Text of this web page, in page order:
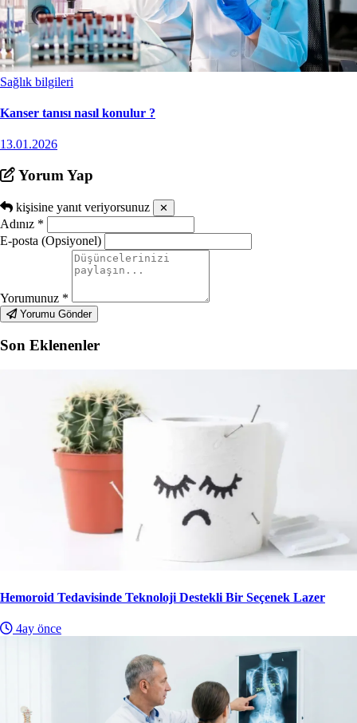
Sağlık bilgileri
Kanser tanısı nasıl konulur ?
13.01.2026
Yorum Yap
kişisine yanıt veriyorsunuz ✕
Adınız *
E-posta (Opsiyonel)
Yorumunuz *
Yorumu Gönder
Son Eklenenler
Hemoroid Tedavisinde Teknoloji Destekli Bir Seçenek Lazer
4ay önce